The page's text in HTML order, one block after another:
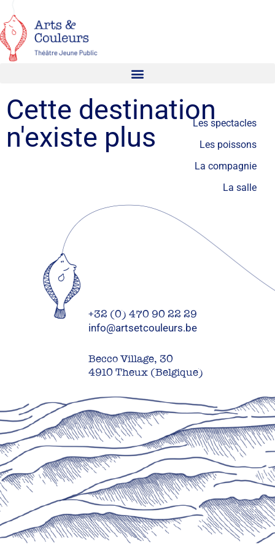
Cette destination
n'existe plus
Les spectacles
Les poissons
La compagnie
La salle
+32 (0) 470 90 22 29
info@artsetcouleurs.be
Becco Village, 30
4910 Theux (Belgique)